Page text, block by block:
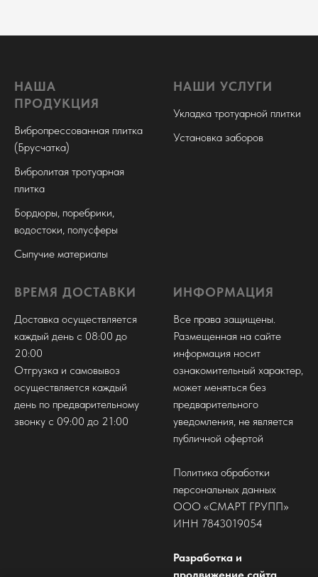
НАША
ПРОДУКЦИЯ
Вибропрессованная плитка
(Брусчатка)
Вибролитая тротуарная
плитка
Бордюры, поребрики,
водостоки, полусферы
Сыпучие материалы
НАШИ УСЛУГИ
Укладка тротуарной плитки
Установка заборов
ВРЕМЯ ДОСТАВКИ
Доставка осуществляется
каждый день с 08:00 до
20:00
Отгрузка и самовывоз
осуществляется каждый
день по предварительному
звонку с 09:00 до 21:00
ИНФОРМАЦИЯ
Все права защищены.
Размещенная на сайте
информация носит
ознакомительный характер,
может меняться без
предварительного
уведомления, не является
публичной офертой
Политика обработки
персональных данных
ООО «СМАРТ ГРУПП»
ИНН 7843019054
Разработка и